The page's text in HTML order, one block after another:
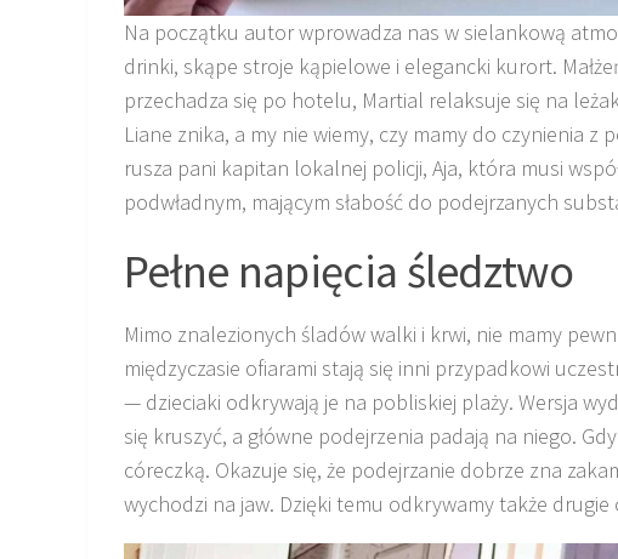
Na początku autor wprowadza nas w sielankową
drinki, skąpe stroje kąpielowe i elegancki kurort.
przechadza się po hotelu, Martial relaksuje się na
Liane znika, a my nie wiemy, czy mamy do czynienia z
rusza pani kapitan lokalnej policji, Aja, która musi
podwładnym, mającym słabość do podejrzanych
Pełne napięcia śledztwo
Mimo znalezionych śladów walki i krwi, nie mamy
międzyczasie ofiarami stają się inni przypadkowi
— dzieciaki odkrywają je na pobliskiej plaży. Wersja
się kruszyć, a główne podejrzenia padają na niego.
córeczką. Okazuje się, że podejrzanie dobrze zna
wychodzi na jaw. Dzięki temu odkrywamy także